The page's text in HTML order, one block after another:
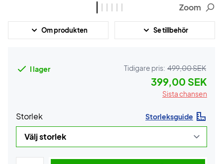
Zoom
Om produkten Se tillbehör
I lager Tidigare pris: 499,00 SEK
399,00 SEK
Sista chansen
Storlek Storleksguide